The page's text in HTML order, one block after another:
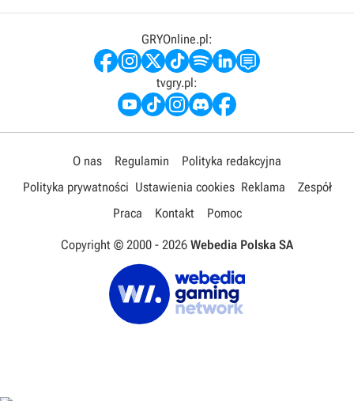
GRYOnline.pl:
tvgry.pl:
O nas Regulamin
Polityka redakcyjna
Polityka prywatności Ustawienia cookies Reklama
Zespół
Praca
Kontakt Pomoc
Copyright © 2000 - 2026 Webedia Polska SA